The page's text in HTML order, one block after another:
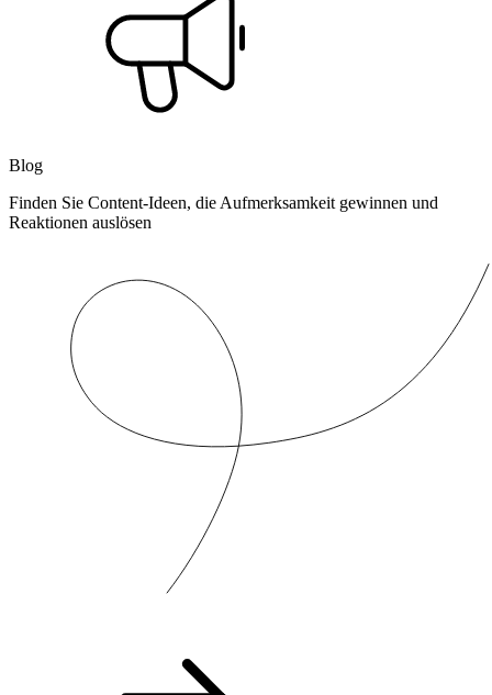
Blog
Finden Sie Content-Ideen, die Aufmerksamkeit gewinnen und
Reaktionen auslösen